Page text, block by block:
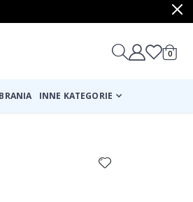
Cart
0
INNE KATEGORIE